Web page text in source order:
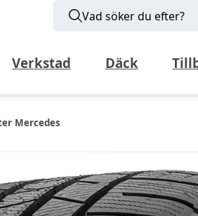
Vad söker du efter?
Verkstad Däck
Mercedes